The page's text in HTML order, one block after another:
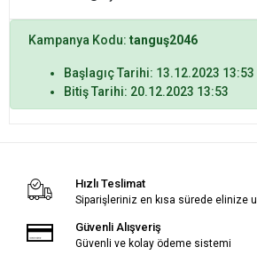
Kampanya Kodu: tanguş2046
Başlagıç Tarihi: 13.12.2023 13:53
Bitiş Tarihi: 20.12.2023 13:53
Hızlı Teslimat
Siparişleriniz en kısa sürede elinize
Güvenli Alışveriş
Güvenli ve kolay ödeme sistemi